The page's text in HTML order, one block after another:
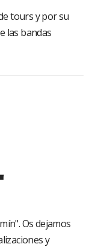
tours y por su
las bandas
Os dejamos
y